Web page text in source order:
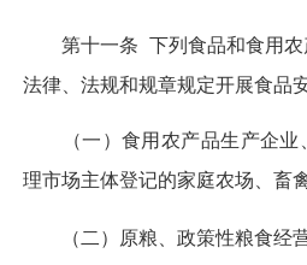
第十一条 下列食品和食用
法律、法规和规章规定开展食品
（一）食用农产品生产企业
理市场主体登记的家庭农场、畜
（二）原粮、政策性粮食经营